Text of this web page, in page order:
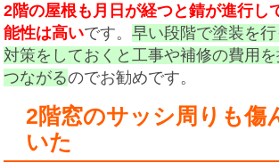
2階の屋根も月日が経つと錆が進行し
能性は高いです。早い段階で塗装を
対策をしておくと工事や補修の費用
つながるのでお勧めです。
2階窓のサッシ周りも傷
いた